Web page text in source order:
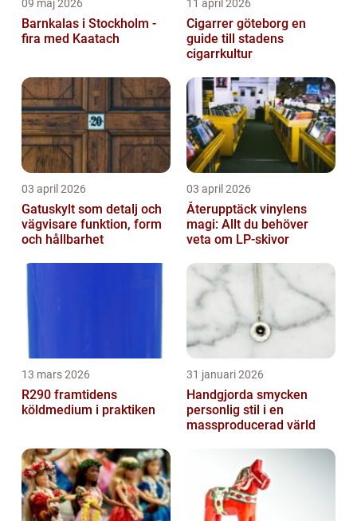
09 maj 2026
Barnkalas i Stockholm -
fira med Kaatach
11 april 2026
Cigarrer göteborg en
guide till stadens
cigarrkultur
03 april 2026
Gatuskylt som detalj och
vägvisare funktion, form
och hållbarhet
03 april 2026
Återupptäck vinylens
magi: Allt du behöver
veta om LP-skivor
13 mars 2026
R290 framtidens
köldmedium i praktiken
31 januari 2026
Handgjorda smycken
personlig stil i en
massproducerad värld